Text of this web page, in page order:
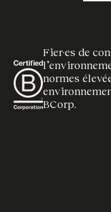
Fier·es de
normes
BCorp.